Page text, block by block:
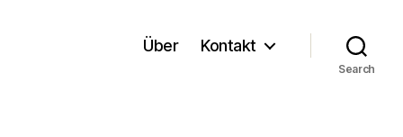
Über Kontakt
Search